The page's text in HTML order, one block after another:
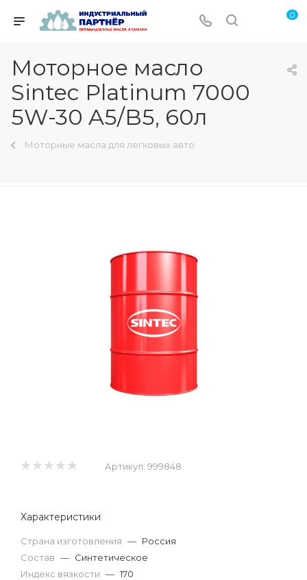
0
Моторное масло
Sintec Platinum 7000
5W-30 A5/B5, 60л
Моторные масла для легковых авто
Артикул: 999848
Характеристики
Страна изготовления — Россия
Состав — Синтетическое
Индекс вязкости — 170